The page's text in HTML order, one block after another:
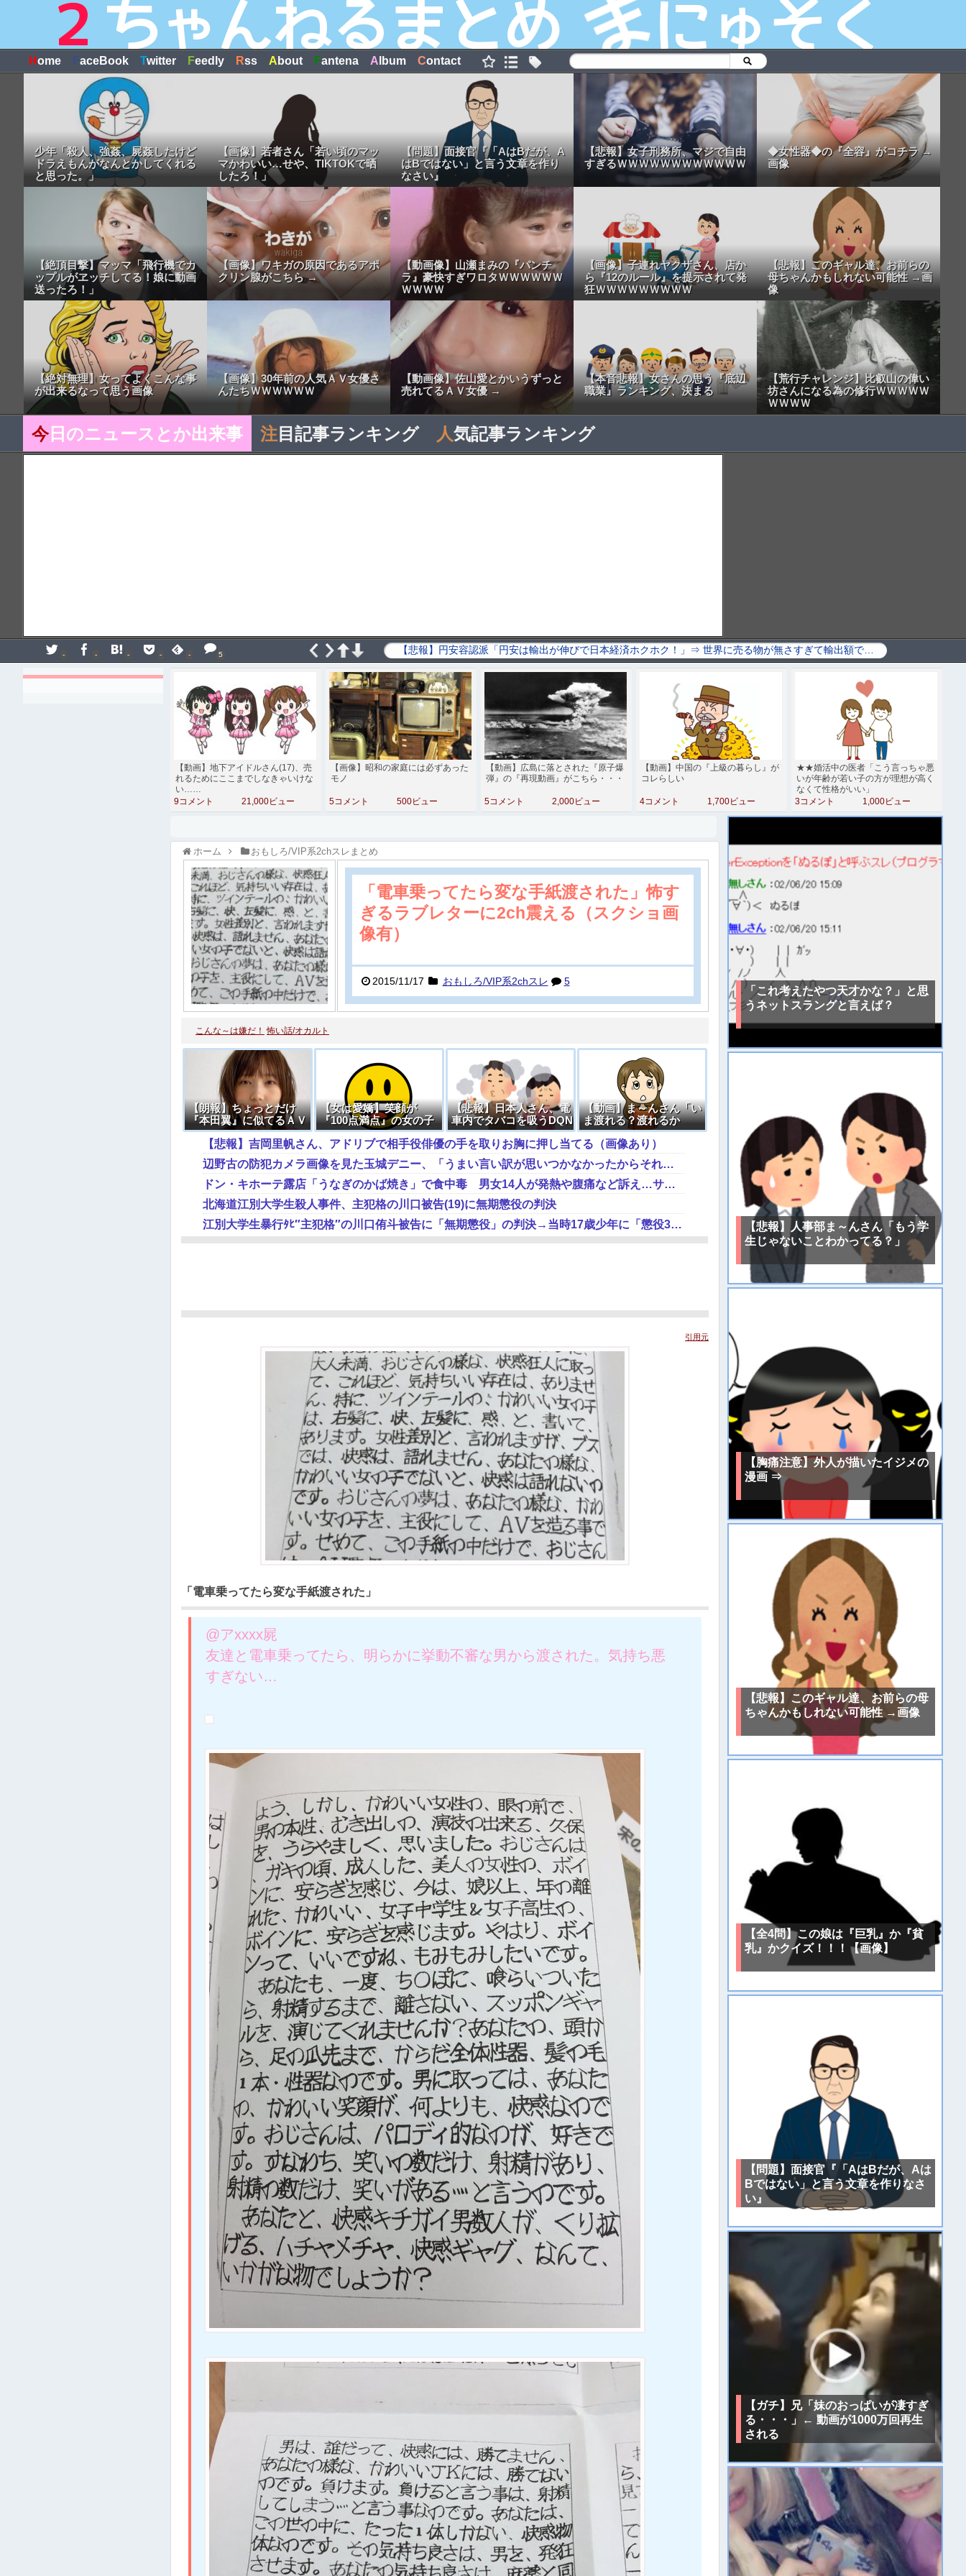
Home FaceBook Twitter Feedly Rss A bout Fantena A lbum Contact
少年「殺人、強姦、屍姦したけど
ドラえもんがなんとかしてくれる
と思った。」
【画像】若者さん「若い頃のマッ
マかわいい…せや、TIKTOKで晒
したろ！」
【問題】面接官『「AはBだが、A
はBではない」と言う文章を作り
なさい』
【悲報】女子刑務所、マジで自由
すぎるＷＷＷＷＷＷＷＷＷＷＷＷ
◆女性器◆の『全容』がコチラ →
画像
【絶頂目撃】マッマ「飛行機でカ
ップルがヱッチしてる！娘に動画
送ったろ！」
【画像】ワキガの原因であるアポ
クリン腺がこちら →
【動画像】山瀬まみの『パンチ
ラ』豪快すぎワロタＷＷＷＷＷＷ
ＷＷＷＷ
【画像】子連れヤクザさん、店か
ら『12のルール』を提示されて発
狂ＷＷＷＷＷＷＷＷＷ
【悲報】このギャル達、お前らの
母ちゃんかもしれない可能性 →画
像
【絶対無理】女ってよくこんな事
が出来るなって思う画像
【画像】30年前の人気ＡＶ女優さ
んたちＷＷＷＷＷＷ
【動画像】佐山愛とかいうずっと
売れてるＡＶ女優 →
【本音悲報】女さんの思う『底辺
職業』ランキング、決まる
【荒行チャレンジ】比叡山の偉い
坊さんになる為の修行ＷＷＷＷＷ
ＷＷＷＷ
今日のニュースとか出来事 注 目記事ランキング 人気記事ランキング
- - - - - 5
【動画】地下アイドルさん(17)、売
れるためにここまでしなきゃいけな
い……
9コメント
21,000ビュー
【画像】昭和の家庭には必ずあった
モノ
5コメント 500ビュー
【動画】広島に落とされた『原子爆
弾』の『再現動画』がこちら・・・
5コメント 2,000ビュー
【動画】中国の『上級の暮らし』が
コレらしい
4コメント 1,700ビュー
★★婚活中の医者「こう言っちゃ悪
いが年齢が若い子の方が理想が高く
なくて性格がいい」
3コメント
1,000ビュー
ホーム おもしろ/VIP系2chスレまとめ
「電車乗ってたら変な手紙渡された」怖す
ぎるラブレターに2ch震える（スクショ画
像有）
2015/11/17 おもしろ/VIP系2chスレ 5
こんな～は嫌だ！ 怖い話/オカルト
【朗報】ちょっとだけ
『本田翼』に似てるＡＶ
女優 →画像
【女は愛嬌】笑顔が
『100点満点』の女の子
【画像】
【悲報】日本人さん、電
車内でタバコを吸うDQN
を誰も注意できない【動
画】
【動画】ま～んさん「い
ま渡れる？渡れるか
な？」→
【悲報】吉岡里帆さん、アドリブで相手役俳優の手を取りお胸に押し当てる（画像あり）
辺野古の防犯カメラ画像を見た玉城デニー、「うまい言い訳が思いつかなかったからそれかよ」と有権者を呆れさせるコメントを……
ドン・キホーテ露店「うなぎのかば焼き」で食中毒 男女14人が発熱や腹痛など訴え…サルモネラ属の菌検出
北海道江別大学生殺人事件、主犯格の川口被告(19)に無期懲役の判決
江別大学生暴行ﾀﾋ″主犯格″の川口侑斗被告に「無期懲役」の判決→当時17歳少年に「懲役30年」の判決
引用元
「電車乗ってたら変な手紙渡された」
@アxxxx屍
友達と電車乗ってたら、明らかに挙動不審な男から渡された。気持ち悪
すぎない…
「これ考えたやつ天才かな？」と思
うネットスラングと言えば？
【悲報】人事部ま～んさん「もう学
生じゃないことわかってる？」
【胸痛注意】外人が描いたイジメの
漫画 ⇒
【悲報】このギャル達、お前らの母
ちゃんかもしれない可能性 →画像
【全4問】この娘は『巨乳』か『貧
乳』かクイズ！！！【画像】
【問題】面接官『「AはBだが、Aは
Bではない」と言う文章を作りなさ
い』
【ガチ】兄「妹のおっぱいが凄すぎ
る・・・」← 動画が1000万回再生
される